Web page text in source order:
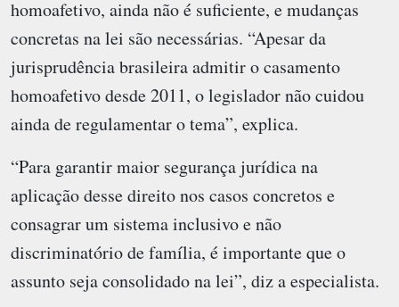
homoafetivo, ainda não é suficiente, e mudanças
concretas na lei são necessárias. “Apesar da
jurisprudência brasileira admitir o casamento
homoafetivo desde 2011, o legislador não cuidou
ainda de regulamentar o tema”, explica.
“Para garantir maior segurança jurídica na
aplicação desse direito nos casos concretos e
consagrar um sistema inclusivo e não
discriminatório de família, é importante que o
assunto seja consolidado na lei”, diz a especialista.